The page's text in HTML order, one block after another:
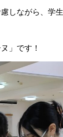
しながら、学
」です！